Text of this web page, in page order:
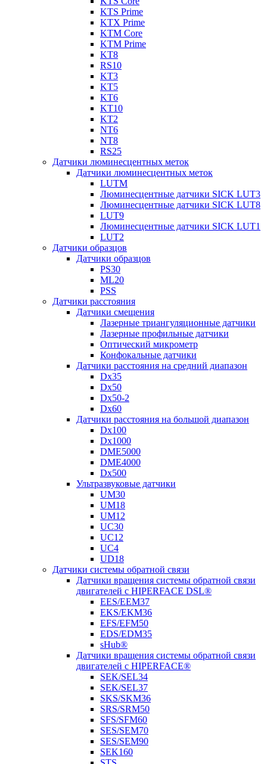
KTS Prime
KTX Prime
KTM Core
KTM Prime
KT8
RS10
KT3
KT5
KT6
KT10
KT2
NT6
NT8
RS25
Датчики люминесцентных меток
Датчики люминесцентных меток
LUTM
Люминесцентные датчики SICK LUT3
Люминесцентные датчики SICK LUT8
LUT9
Люминесцентные датчики SICK LUT1
LUT2
Датчики образцов
Датчики образцов
PS30
ML20
PSS
Датчики расстояния
Датчики смещения
Лазерные триангуляционные датчики
Лазерные профильные датчики
Оптический микрометр
Конфокальные датчики
Датчики расстояния на средний диапазон
Dx35
Dx50
Dx50-2
Dx60
Датчики расстояния на большой диапазон
Dx100
Dx1000
DME5000
DME4000
Dx500
Ультразвуковые датчики
UM30
UM18
UM12
UC30
UC12
UC4
UD18
Датчики системы обратной связи
Датчики вращения системы обратной связи
двигателей с HIPERFACE DSL®
EES/EEM37
EKS/EKM36
EFS/EFM50
EDS/EDM35
sHub®
Датчики вращения системы обратной связи
двигателей с HIPERFACE®
SEK/SEL34
SEK/SEL37
SKS/SKM36
SRS/SRM50
SFS/SFM60
SES/SEM70
SES/SEM90
SEK160